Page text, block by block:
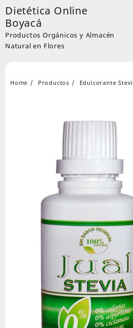
Skip
to
content
Dietética Online
Boyacá
Productos Orgánicos y Almacén
Natural en Flores
Home Productos Edulcorante